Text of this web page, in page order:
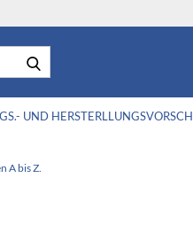
UND
A bis Z.